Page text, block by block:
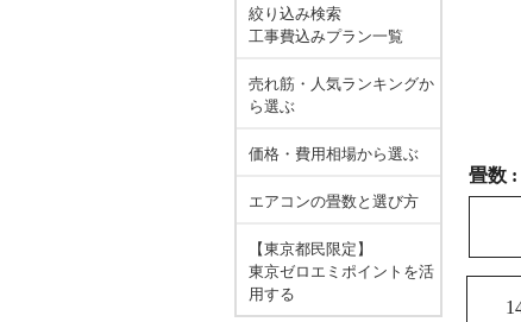
畳数 :
絞り込み検索
工事費込みプラン一覧
売れ筋・人気ランキングか
ら選ぶ
価格・費用相場から選ぶ
エアコンの畳数と選び方
【東京都民限定】
東京ゼロエミポイントを活
用する